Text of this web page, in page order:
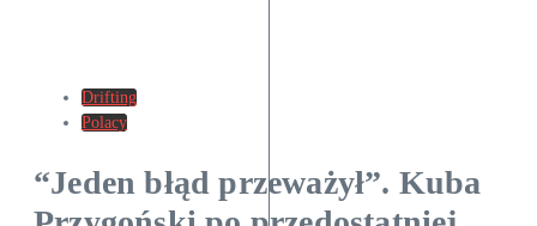
Drifting
Polacy
“Jeden błąd przeważył”. Kuba